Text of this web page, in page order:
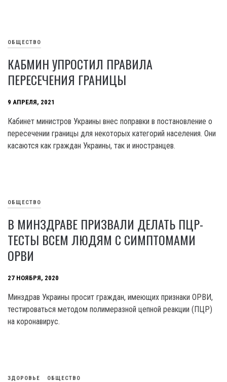
ОБЩЕСТВО
КАБМИН УПРОСТИЛ ПРАВИЛА
ПЕРЕСЕЧЕНИЯ ГРАНИЦЫ
9 АПРЕЛЯ, 2021
Кабинет министров Украины внес поправки в постановление о
пересечении границы для некоторых категорий населения. Они
касаются как граждан Украины, так и иностранцев.
ОБЩЕСТВО
В МИНЗДРАВЕ ПРИЗВАЛИ ДЕЛАТЬ ПЦР-
ТЕСТЫ ВСЕМ ЛЮДЯМ С СИМПТОМАМИ
ОРВИ
27 НОЯБРЯ, 2020
Минздрав Украины просит граждан, имеющих признаки ОРВИ,
тестироваться методом полимеразной цепной реакции (ПЦР)
на коронавирус.
ЗДОРОВЬЕ ОБЩЕСТВО